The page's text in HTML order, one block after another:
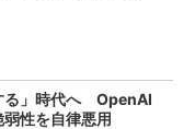
る」時代へ OpenAI
性を自律悪用